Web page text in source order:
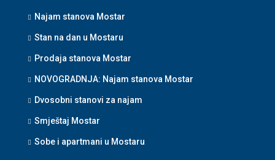
Najam stanova Mostar
Stan na dan u Mostaru
Prodaja stanova Mostar
NOVOGRADNJA: Najam stanova Mostar
Dvosobni stanovi za najam
Smještaj Mostar
Sobe i apartmani u Mostaru